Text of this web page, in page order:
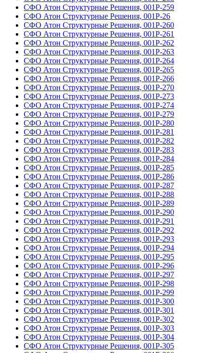
СФО Атон Структурные Решения, 001Р-259
СФО Атон Структурные Решения, 001Р-26
СФО Атон Структурные Решения, 001Р-260
СФО Атон Структурные Решения, 001Р-261
СФО Атон Структурные Решения, 001Р-262
СФО Атон Структурные Решения, 001Р-263
СФО Атон Структурные Решения, 001Р-264
СФО Атон Структурные Решения, 001Р-265
СФО Атон Структурные Решения, 001Р-266
СФО Атон Структурные Решения, 001Р-270
СФО Атон Структурные Решения, 001Р-273
СФО Атон Структурные Решения, 001Р-274
СФО Атон Структурные Решения, 001Р-279
СФО Атон Структурные Решения, 001Р-280
СФО Атон Структурные Решения, 001Р-281
СФО Атон Структурные Решения, 001Р-282
СФО Атон Структурные Решения, 001Р-283
СФО Атон Структурные Решения, 001Р-284
СФО Атон Структурные Решения, 001Р-285
СФО Атон Структурные Решения, 001Р-286
СФО Атон Структурные Решения, 001Р-287
СФО Атон Структурные Решения, 001Р-288
СФО Атон Структурные Решения, 001Р-289
СФО Атон Структурные Решения, 001Р-290
СФО Атон Структурные Решения, 001Р-291
СФО Атон Структурные Решения, 001Р-292
СФО Атон Структурные Решения, 001Р-293
СФО Атон Структурные Решения, 001Р-294
СФО Атон Структурные Решения, 001Р-295
СФО Атон Структурные Решения, 001Р-296
СФО Атон Структурные Решения, 001Р-297
СФО Атон Структурные Решения, 001Р-298
СФО Атон Структурные Решения, 001Р-299
СФО Атон Структурные Решения, 001Р-300
СФО Атон Структурные Решения, 001Р-301
СФО Атон Структурные Решения, 001Р-302
СФО Атон Структурные Решения, 001Р-303
СФО Атон Структурные Решения, 001Р-304
СФО Атон Структурные Решения, 001Р-305